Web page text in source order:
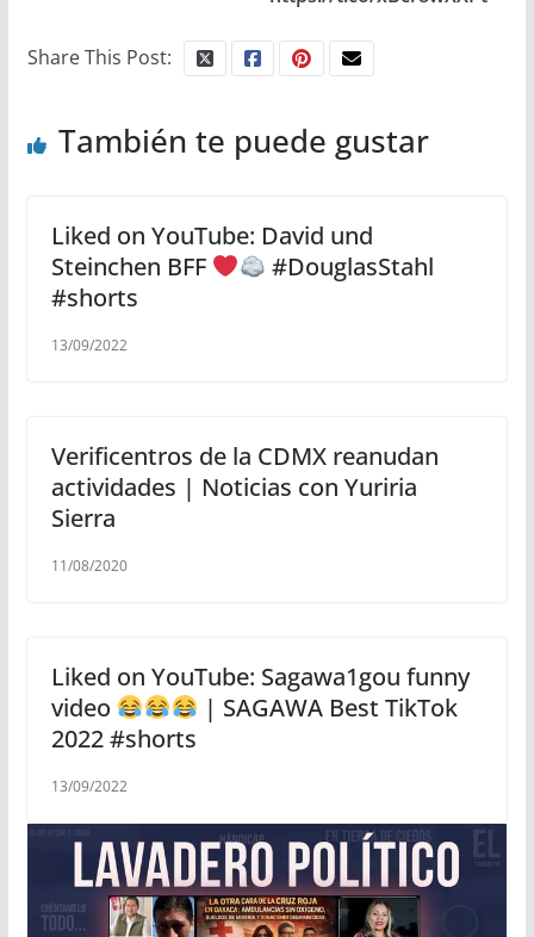
Share This Post:
También te puede gustar
Liked on YouTube: David und
Steinchen BFF
#DouglasStahl
#shorts
13/09/2022
Verificentros de la CDMX reanudan
actividades | Noticias con Yuriria
Sierra
11/08/2020
Liked on YouTube: Sagawa1gou funny
video
| SAGAWA Best TikTok
2022 #shorts
13/09/2022